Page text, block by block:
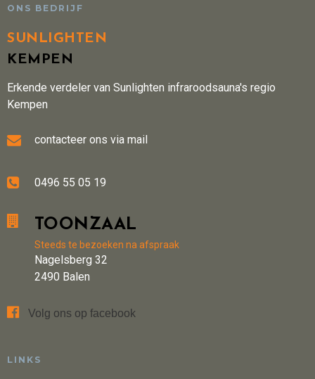
ONS BEDRIJF
SUNLIGHTEN
KEMPEN
Erkende verdeler van Sunlighten infraroodsauna's regio
Kempen
 contacteer ons via mail
 0496 55 05 19
 TOONZAAL
Steeds te bezoeken na afspraak
Nagelsberg 32
2490 Balen
 Volg ons op facebook
LINKS